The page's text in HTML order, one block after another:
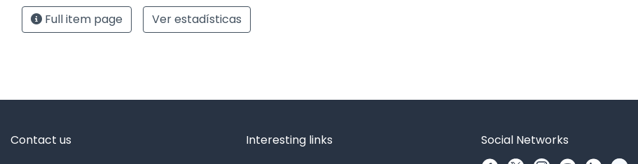
Full item page Ver estadísticas
Contact us Interesting links Social Networks